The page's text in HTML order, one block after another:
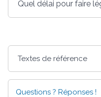
Quel délai pour faire
Textes de référence
Questions ? Réponses !